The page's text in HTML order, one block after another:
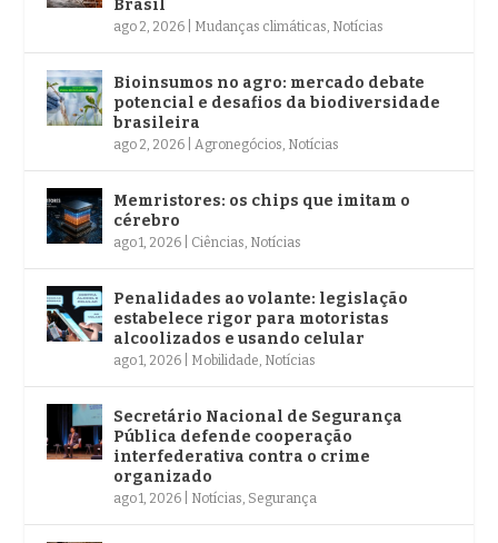
Brasil
ago 2, 2026 Mudanças climáticas Notícias
Bioinsumos no agro: mercado debate
potencial e desafios da biodiversidade
brasileira
ago 2, 2026 Agronegócios Notícias
Memristores: os chips que imitam o
cérebro
ago 1, 2026 Ciências Notícias
Penalidades ao volante: legislação
estabelece rigor para motoristas
alcoolizados e usando celular
ago 1, 2026 Mobilidade Notícias
Secretário Nacional de Segurança
Pública defende cooperação
interfederativa contra o crime
organizado
ago 1, 2026 Notícias Segurança